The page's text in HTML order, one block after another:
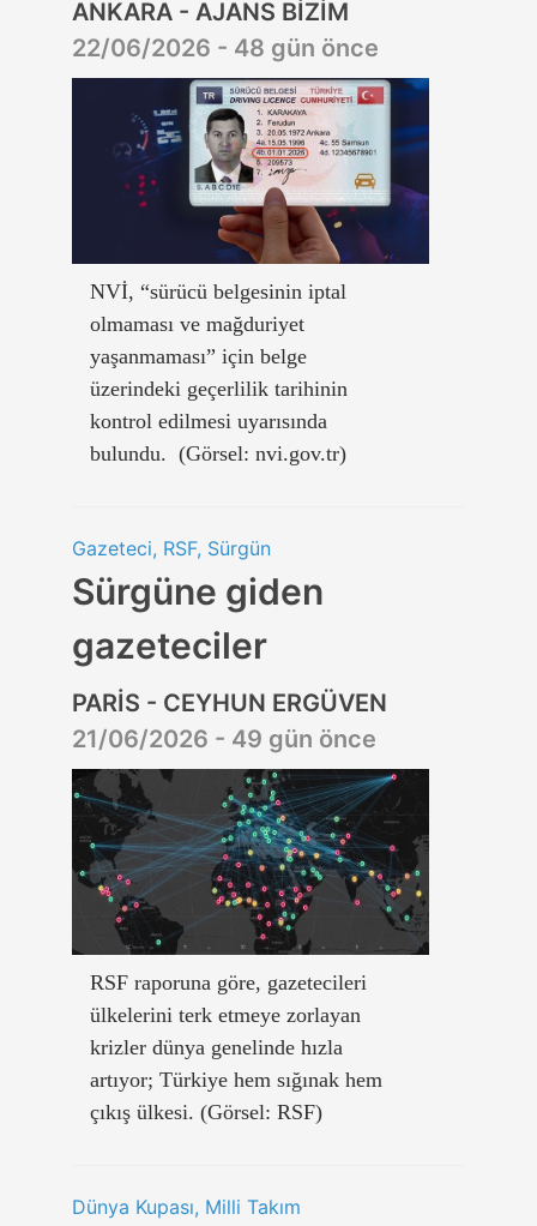
ANKARA - AJANS BİZİM
22/06/2026 - 48 gün önce
NVİ, “sürücü belgesinin iptal
olmaması ve mağduriyet
yaşanmaması” için belge
üzerindeki geçerlilik tarihinin
kontrol edilmesi uyarısında
bulundu. (Görsel: nvi.gov.tr)
Gazeteci, RSF, Sürgün
Sürgüne giden
gazeteciler
PARİS - CEYHUN ERGÜVEN
21/06/2026 - 49 gün önce
RSF raporuna göre, gazetecileri
ülkelerini terk etmeye zorlayan
krizler dünya genelinde hızla
artıyor; Türkiye hem sığınak hem
çıkış ülkesi. (Görsel: RSF)
Dünya Kupası, Milli Takım